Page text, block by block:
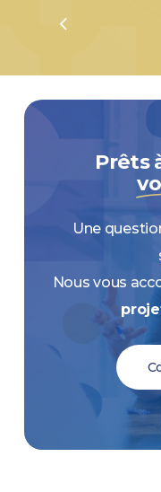
Prêts
Une
Nous vous